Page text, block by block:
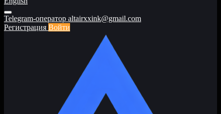
Telegram-оператор altairxxink@gmail.com
Регистрация Войти